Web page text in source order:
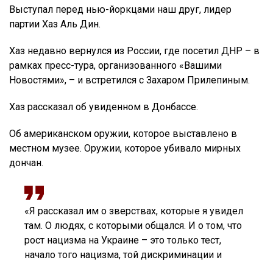
Выступал перед нью-йоркцами наш друг, лидер
партии Хаз Аль Дин.
Хаз недавно вернулся из России, где посетил ДНР – в
рамках пресс-тура, организованного «Вашими
Новостями», – и встретился с Захаром Прилепиным.
Хаз рассказал об увиденном в Донбассе.
Об американском оружии, которое выставлено в
местном музее. Оружии, которое убивало мирных
дончан.
«Я рассказал им о зверствах, которые я увидел
там. О людях, с которыми общался. И о том, что
рост нацизма на Украине – это только тест,
начало того нацизма, той дискриминации и